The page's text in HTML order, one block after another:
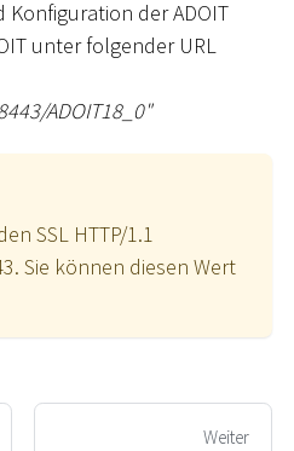
der ADOIT
unter folgender URL
ADOIT18_0"
SSL HTTP/1.1
Sie können diesen Wert
Weiter